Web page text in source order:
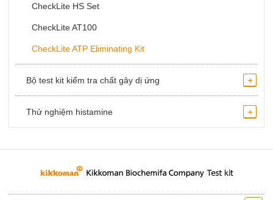
CheckLite HS Set
CheckLite AT100
CheckLite ATP Eliminating Kit
Bộ test kit kiểm tra chất gây dị ứng
Thử nghiệm histamine